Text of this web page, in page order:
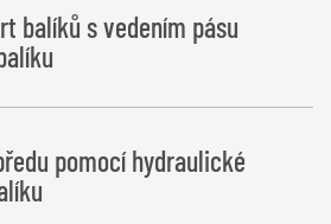
balíků s vedením pásu
pomocí hydraulické